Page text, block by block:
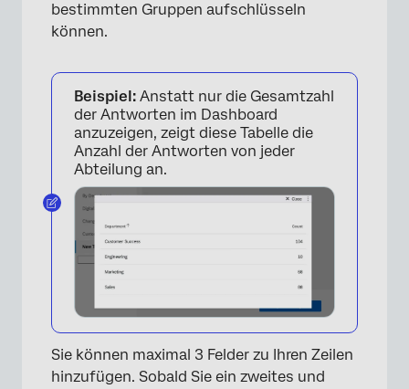
bestimmten Gruppen aufschlüsseln
können.
Beispiel: Anstatt nur die Gesamtzahl
der Antworten im Dashboard
anzuzeigen, zeigt diese Tabelle die
Anzahl der Antworten von jeder
Abteilung an.
Sie können maximal 3 Felder zu Ihren Zeilen
hinzufügen. Sobald Sie ein zweites und